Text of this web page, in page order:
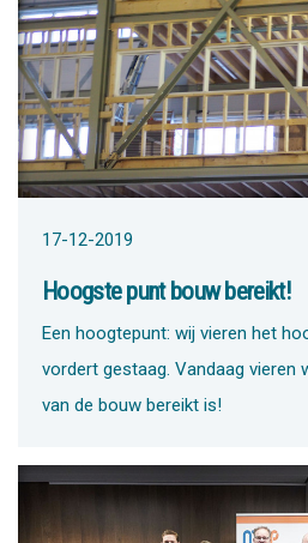
17-12-2019
Hoogste punt bouw bereikt!
Een hoogtepunt: wij vieren het
vordert gestaag. Vandaag vieren
van de bouw bereikt is!